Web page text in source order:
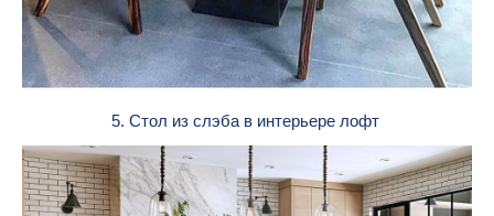
5. Стол из слэба в интерьере лофт